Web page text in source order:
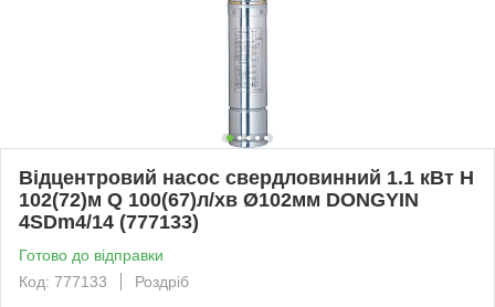
Відцентровий насос свердловинний 1.1 кВт H
102(72)м Q 100(67)л/хв Ø102мм DONGYIN
4SDm4/14 (777133)
Готово до відправки
Код: 777133
Роздріб